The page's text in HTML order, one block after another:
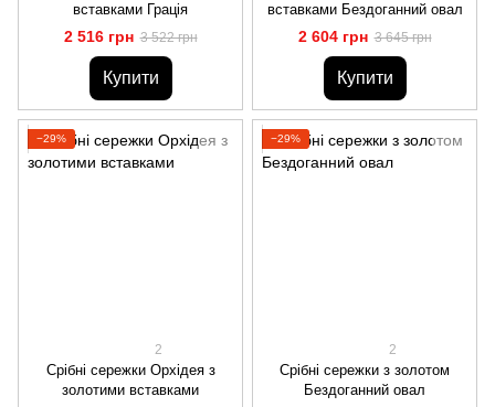
вставками Грація
2 516 грн 3 522 грн
Купити
вставками Бездоганний овал
2 604 грн 3 645 грн
Купити
−29%
2
Срібні сережки Орхідея з
золотими вставками
−29%
2
Срібні сережки з золотом
Бездоганний овал